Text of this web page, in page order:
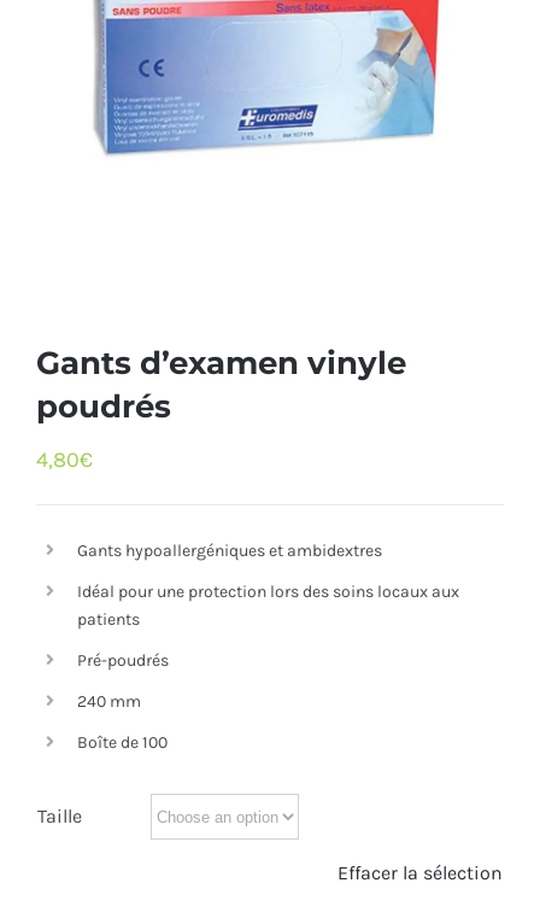
Gants d’examen vinyle
poudrés
4,80€
Gants hypoallergéniques et ambidextres
Idéal pour une protection lors des soins locaux aux
patients
Pré-poudrés
240 mm
Boîte de 100
Taille
Effacer la sélection